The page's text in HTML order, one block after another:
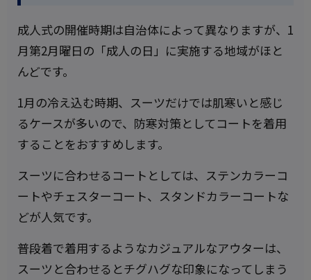
成人式の開催時期は自治体によって異なりますが、1
月第2月曜日の「成人の日」に実施する地域がほと
んどです。
1月の冷え込む時期、スーツだけでは肌寒いと感じ
るケースが多いので、防寒対策としてコートを着用
することをおすすめします。
スーツに合わせるコートとしては、ステンカラーコ
ートやチェスターコート、スタンドカラーコートな
どが人気です。
普段着で着用するようなカジュアルなアウターは、
スーツと合わせるとチグハグな印象になってしまう